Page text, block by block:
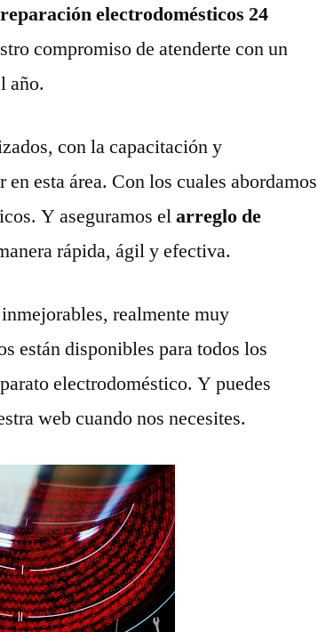
reparación electrodomésticos 24
compromiso de atenderte con un
año.
con la capacitación y
esta área. Con los cuales abordamos
Y aseguramos elarreglo de
rápida, ágil y efectiva.
realmente muy
están disponibles para todos los
electrodoméstico. Y puedes
web cuando nos necesites.